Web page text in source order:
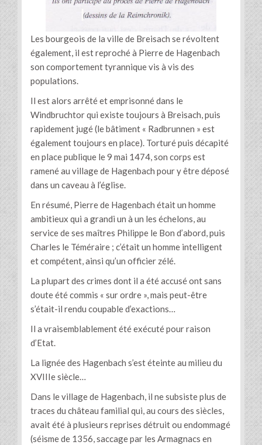
Les bourgeois de la ville de Breisach se révoltent
également, il est reproché à Pierre de Hagenbach
son comportement tyrannique vis à vis des
populations.
Il est alors arrêté et emprisonné dans le
Windbruchtor qui existe toujours à Breisach, puis
rapidement jugé (le bâtiment « Radbrunnen » est
également toujours en place). Torturé puis décapité
en place publique le 9 mai 1474, son corps est
ramené au village de Hagenbach pour y être déposé
dans un caveau à l’église.
En résumé, Pierre de Hagenbach était un homme
ambitieux qui a grandi un à un les échelons, au
service de ses maîtres Philippe le Bon d’abord, puis
Charles le Téméraire ; c’était un homme intelligent
et compétent, ainsi qu’un officier zélé.
La plupart des crimes dont il a été accusé ont sans
doute été commis « sur ordre », mais peut-être
s’était-il rendu coupable d’exactions…
Il a vraisemblablement été exécuté pour raison
d’Etat.
La lignée des Hagenbach s’est éteinte au milieu du
XVIIIe siècle…
Dans le village de Hagenbach, il ne subsiste plus de
traces du château familial qui, au cours des siècles,
avait été à plusieurs reprises détruit ou endommagé
(séisme de 1356, saccage par les Armagnacs en